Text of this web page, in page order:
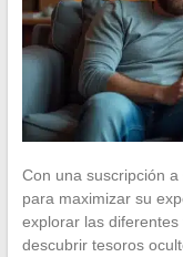
Con una suscripción
para maximizar su
explorar las
descubrir tesoros